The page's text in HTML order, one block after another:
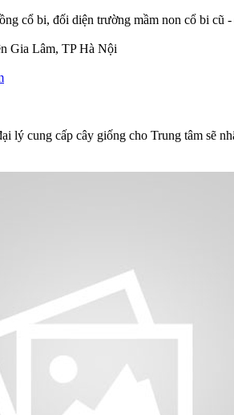
cổ bi, đối diện trường mầm non cổ bi cũ
Gia Lâm, TP Hà Nội
lý cung cấp cây giống cho Trung tâm sẽ